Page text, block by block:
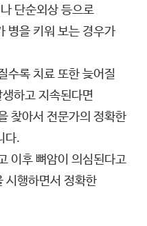
단순외상 등으로
병을 키워 보는 경우가
수록 치료 또한 늦어질
하고 지속된다면
찾아서 전문가의 정확한
다.
이후 뼈암이 의심된다고
시행하면서 정확한